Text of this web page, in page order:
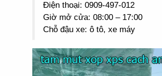
Điện thoại: 0909-497-012
Giờ mở cửa: 08:00 – 17:00
Chỗ đậu xe: ô tô, xe máy